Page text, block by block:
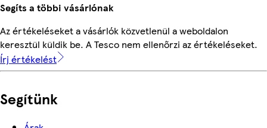
Segíts a többi vásárlónak
Az értékeléseket a vásárlók közvetlenül a weboldalon
keresztül küldik be. A Tesco nem ellenőrzi az értékeléseket.
Írj értékelést
Segítünk